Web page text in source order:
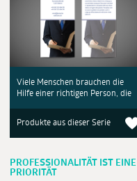
Viele Menschen brauchen die
Hilfe einer richtigen Person, die
Produkte aus dieser Serie
PROFESSIONALITÄT IST EINE
PRIORITÄT